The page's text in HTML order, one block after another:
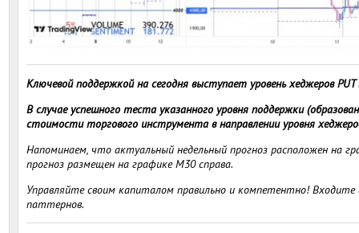
Ключевой поддержкой на сегодня выступает уровень хеджеров PUT
В случае успешного теста указанного уровня поддержки
стоимости торгового инструмента в направлении уровня
Напоминаем, что актуальный недельный прогноз расположен на
прогноз размещен на графике M30 справа.
Управляйте своим капиталом правильно и компетентно! Входите
паттернов.